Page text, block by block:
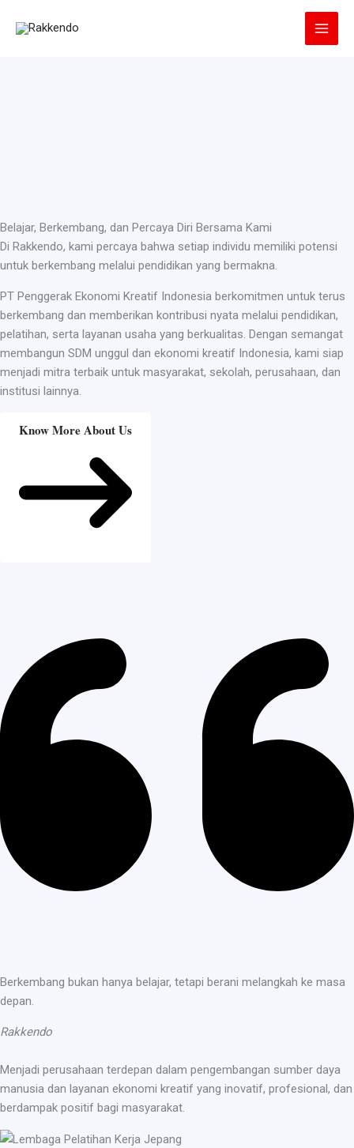
Belajar, Berkembang, dan Percaya Diri Bersama Kami
Di Rakkendo, kami percaya bahwa setiap individu memiliki potensi
untuk berkembang melalui pendidikan yang bermakna.
PT Penggerak Ekonomi Kreatif Indonesia berkomitmen untuk terus
berkembang dan memberikan kontribusi nyata melalui pendidikan,
pelatihan, serta layanan usaha yang berkualitas. Dengan semangat
membangun SDM unggul dan ekonomi kreatif Indonesia, kami siap
menjadi mitra terbaik untuk masyarakat, sekolah, perusahaan, dan
institusi lainnya.
Know More About Us
Berkembang bukan hanya belajar, tetapi berani melangkah ke masa
depan.
Rakkendo
Menjadi perusahaan terdepan dalam pengembangan sumber daya
manusia dan layanan ekonomi kreatif yang inovatif, profesional, dan
berdampak positif bagi masyarakat.